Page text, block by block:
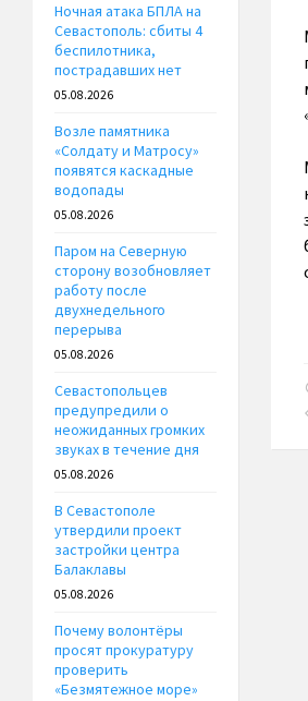
Ночная атака БПЛА на
Севастополь: сбиты 4
беспилотника,
пострадавших нет
05.08.2026
Возле памятника
«Солдату и Матросу»
появятся каскадные
водопады
05.08.2026
Паром на Северную
сторону возобновляет
работу после
двухнедельного
перерыва
05.08.2026
Севастопольцев
предупредили о
неожиданных громких
звуках в течение дня
05.08.2026
В Севастополе
утвердили проект
застройки центра
Балаклавы
05.08.2026
Почему волонтёры
просят прокуратуру
проверить
«Безмятежное море»